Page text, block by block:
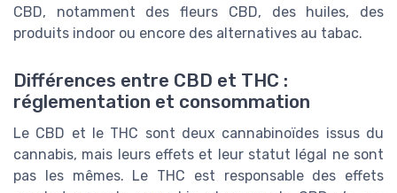
CBD, notamment des fleurs CBD, des huiles, des
produits indoor ou encore des alternatives au tabac.
Différences entre CBD et THC :
réglementation et consommation
Le CBD et le THC sont deux cannabinoïdes issus du
cannabis, mais leurs effets et leur statut légal ne sont
pas les mêmes. Le THC est responsable des effets